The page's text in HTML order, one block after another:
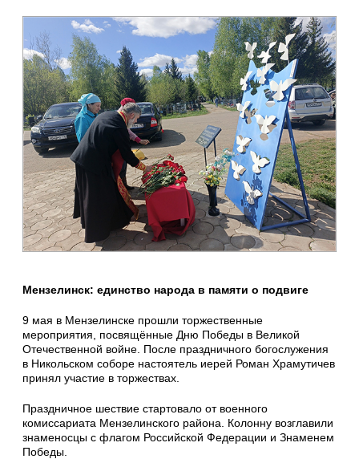
Мензелинск: единство народа в памяти о подвиге
9 мая в Мензелинске прошли торжественные
мероприятия, посвящённые Дню Победы в Великой
Отечественной войне. После праздничного богослужения
в Никольском соборе настоятель иерей Роман Храмутичев
принял участие в торжествах.
Праздничное шествие стартовало от военного
комиссариата Мензелинского района. Колонну возглавили
знаменосцы с флагом Российской Федерации и Знаменем
Победы.